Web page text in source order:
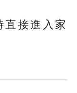
接進入家